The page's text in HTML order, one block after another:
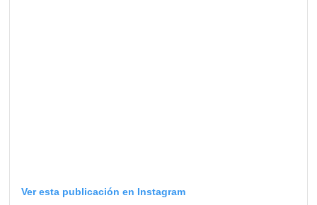
Ver esta publicación en Instagram